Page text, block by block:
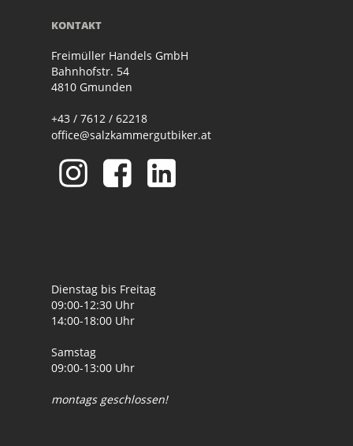
KONTAKT
Freimüller Handels GmbH
Bahnhofstr. 54
4810 Gmunden
+43 / 7612 / 62218
office@salzkammergutbiker.at
Dienstag bis Freitag
09:00-12:30 Uhr
14:00-18:00 Uhr
Samstag
09:00-13:00 Uhr
montags geschlossen!